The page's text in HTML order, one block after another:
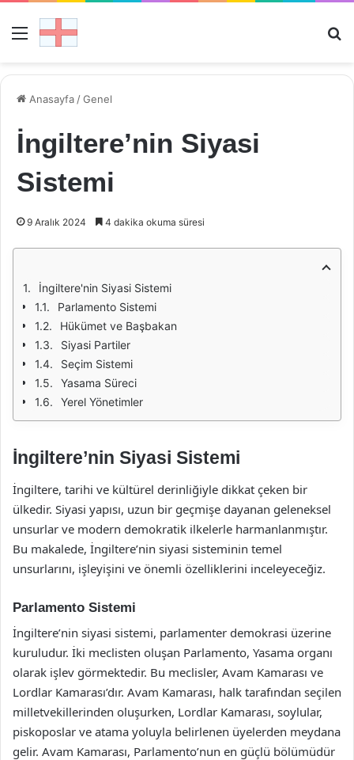
Menü
Anasayfa /Genel
İngiltere’nin Siyasi
Sistemi
9 Aralık 2024 4 dakika okuma süresi
İngiltere'nin Siyasi Sistemi
Parlamento Sistemi
Hükümet ve Başbakan
Siyasi Partiler
Seçim Sistemi
Yasama Süreci
Yerel Yönetimler
İngiltere’nin Siyasi Sistemi
İngiltere, tarihi ve kültürel derinliğiyle dikkat çeken bir
ülkedir. Siyasi yapısı, uzun bir geçmişe dayanan geleneksel
unsurlar ve modern demokratik ilkelerle harmanlanmıştır.
Bu makalede, İngiltere’nin siyasi sisteminin temel
unsurlarını, işleyişini ve önemli özelliklerini inceleyeceğiz.
Parlamento Sistemi
İngiltere’nin siyasi sistemi, parlamenter demokrasi üzerine
kuruludur. İki meclisten oluşan Parlamento, Yasama organı
olarak işlev görmektedir. Bu meclisler, Avam Kamarası ve
Lordlar Kamarası’dır. Avam Kamarası, halk tarafından seçilen
milletvekillerinden oluşurken, Lordlar Kamarası, soylular,
piskoposlar ve atama yoluyla belirlenen üyelerden meydana
gelir. Avam Kamarası, Parlamento’nun en güçlü bölümüdür